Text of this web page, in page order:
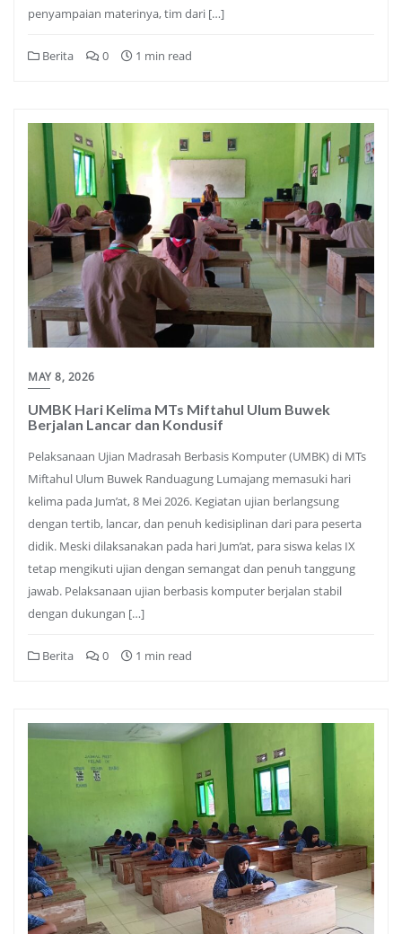
penyampaian materinya, tim dari […]
Berita 0 1 min read
MAY 8, 2026
UMBK Hari Kelima MTs Miftahul Ulum Buwek
Berjalan Lancar dan Kondusif
Pelaksanaan Ujian Madrasah Berbasis Komputer (UMBK) di MTs
Miftahul Ulum Buwek Randuagung Lumajang memasuki hari
kelima pada Jum’at, 8 Mei 2026. Kegiatan ujian berlangsung
dengan tertib, lancar, dan penuh kedisiplinan dari para peserta
didik. Meski dilaksanakan pada hari Jum’at, para siswa kelas IX
tetap mengikuti ujian dengan semangat dan penuh tanggung
jawab. Pelaksanaan ujian berbasis komputer berjalan stabil
dengan dukungan […]
Berita 0 1 min read